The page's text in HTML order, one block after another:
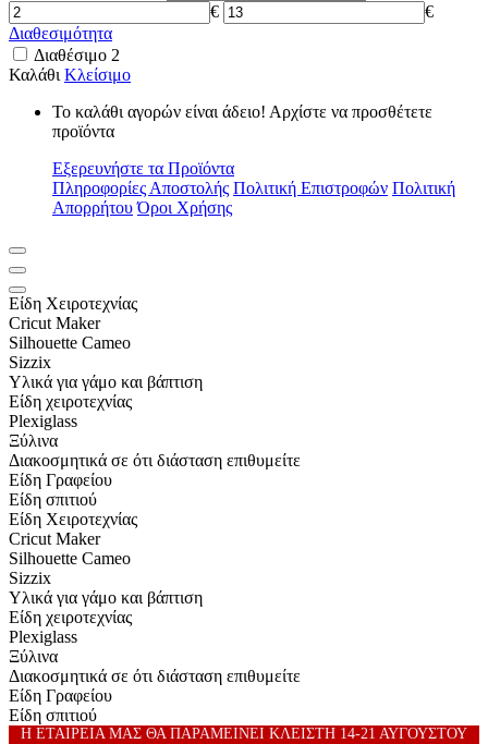
€
€
Διαθεσιμότητα
Διαθέσιμο 2
Καλάθι Κλείσιμο
Το καλάθι αγορών είναι άδειο! Αρχίστε να προσθέτετε
προϊόντα
Εξερευνήστε τα Προϊόντα
Πληροφορίες Αποστολής Πολιτική Επιστροφών Πολιτική
Απορρήτου Όροι Χρήσης
Είδη Xειροτεχνίας
Cricut Maker
Silhouette Cameo
Sizzix
Υλικά για γάμο και βάπτιση
Είδη χειροτεχνίας
Plexiglass
Ξύλινα
Διακοσμητικά σε ότι διάσταση επιθυμείτε
Είδη Γραφείου
Είδη σπιτιού
Είδη Xειροτεχνίας
Cricut Maker
Silhouette Cameo
Sizzix
Υλικά για γάμο και βάπτιση
Είδη χειροτεχνίας
Plexiglass
Ξύλινα
Διακοσμητικά σε ότι διάσταση επιθυμείτε
Είδη Γραφείου
Είδη σπιτιού
Η ΕΤΑΙΡΕΙΑ ΜΑΣ ΘΑ ΠΑΡΑΜΕΙΝΕΙ ΚΛΕΙΣΤΗ 14-21 ΑΥΓΟΥΣΤΟΥ